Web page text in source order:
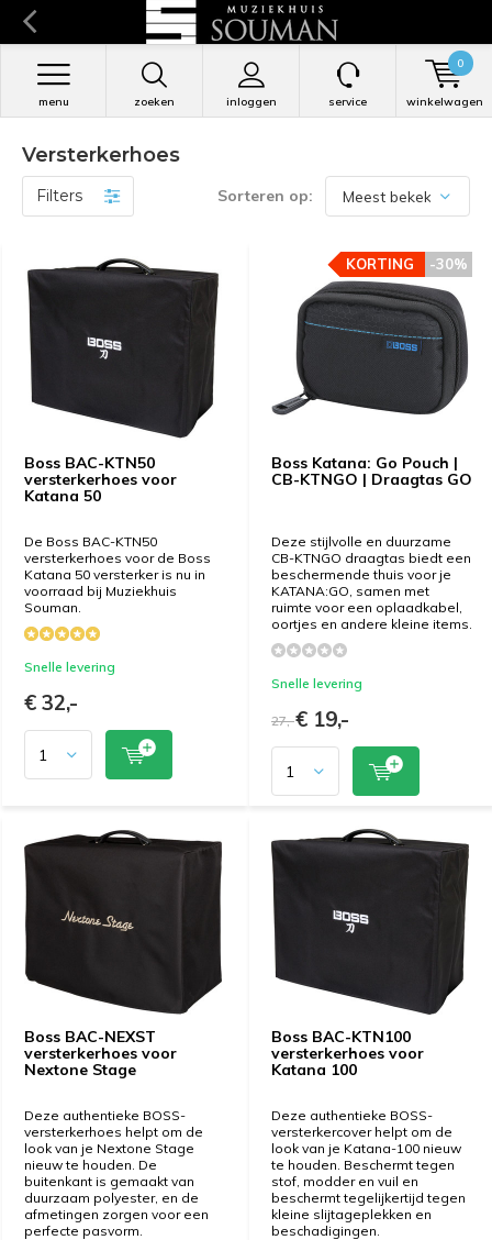
zoeken inloggen
menu service winkelwagen
0
Versterkerhoes
Filters Sorteren op:
Boss BAC-KTN50
versterkerhoes voor
Katana 50
De Boss BAC-KTN50
versterkerhoes voor de Boss
Katana 50 versterker is nu in
voorraad bij Muziekhuis
Souman.
Snelle levering
€ 32,-
Boss Katana: Go Pouch |
CB-KTNGO | Draagtas GO
Deze stijlvolle en duurzame
CB-KTNGO draagtas biedt een
beschermende thuis voor je
KATANA:GO, samen met
ruimte voor een oplaadkabel,
oortjes en andere kleine items.
Snelle levering
-30%
KORTING
27,-€ 19,-
-30%
KORTING
Boss BAC-NEXST
versterkerhoes voor
Nextone Stage
Deze authentieke BOSS-
versterkerhoes helpt om de
look van je Nextone Stage
nieuw te houden. De
buitenkant is gemaakt van
duurzaam polyester, en de
afmetingen zorgen voor een
perfecte pasvorm.
Boss BAC-KTN100
versterkerhoes voor
Katana 100
Deze authentieke BOSS-
versterkercover helpt om de
look van je Katana-100 nieuw
te houden. Beschermt tegen
stof, modder en vuil en
beschermt tegelijkertijd tegen
kleine slijtageplekken en
beschadigingen.